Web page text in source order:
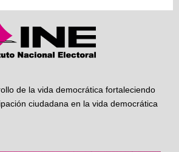
de la vida democrática fortaleciendo
ciudadana en la vida democrática